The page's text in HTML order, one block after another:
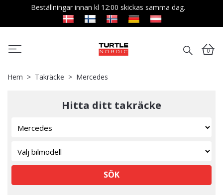
Beställningar innan kl 12:00 skickas samma dag.
0
Hem Takräcke Mercedes
Hitta ditt takräcke
SÖK